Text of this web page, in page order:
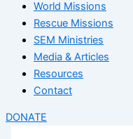
World Missions
Rescue Missions
SEM Ministries
Media & Articles
Resources
Contact
DONATE